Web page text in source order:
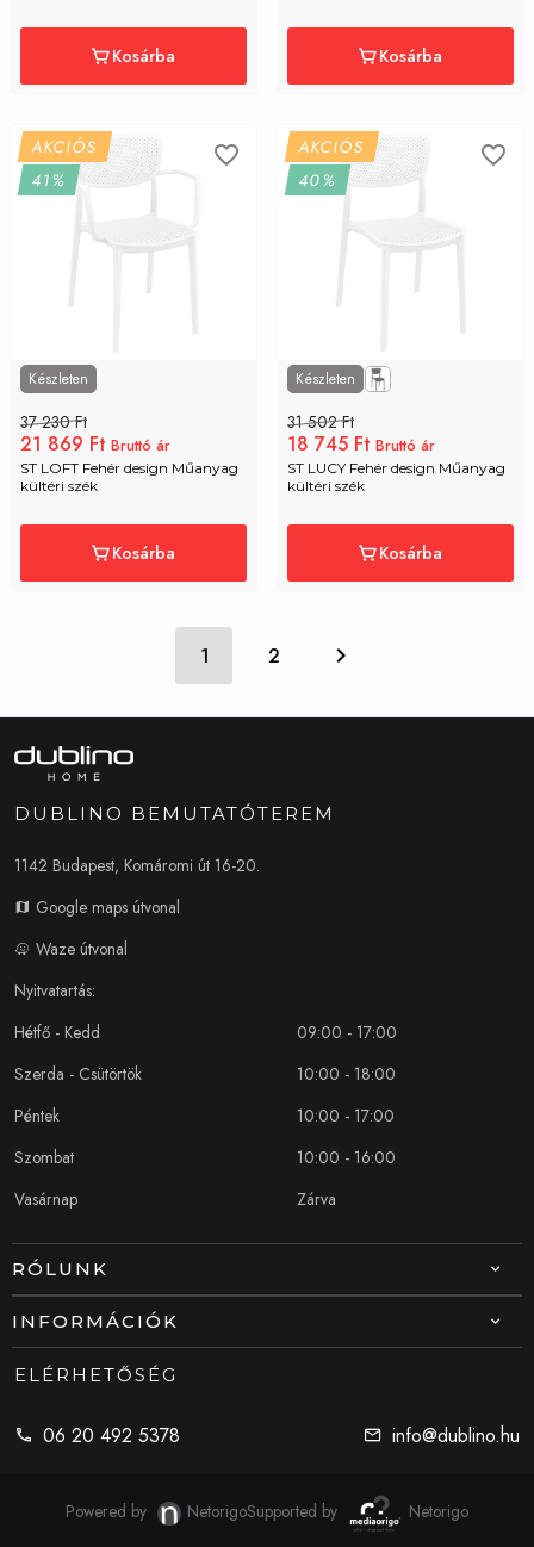
Kosárba Kosárba
AKCIÓS
41%
Készleten
37 230 Ft
21 869 Ft Bruttó ár
ST LOFT Fehér design Műanyag
kültéri szék
Kosárba
AKCIÓS
40%
Készleten
31 502 Ft
18 745 Ft Bruttó ár
ST LUCY Fehér design Műanyag
kültéri szék
Kosárba
1 2
RÓLUNK
ELÉRHETŐSÉG
06 20 492 5378 info@dublino.hu
INFORMÁCIÓK
DUBLINO BEMUTATÓTEREM
1142 Budapest, Komáromi út 16-20.
Google maps útvonal
Waze útvonal
Nyitvatartás:
Hétfő - Kedd
09:00 - 17:00
Szerda - Csütörtök
10:00 - 18:00
Péntek
10:00 - 17:00
Szombat
10:00 - 16:00
Vasárnap
Zárva
Powered by NetorigoSupported by Netorigo